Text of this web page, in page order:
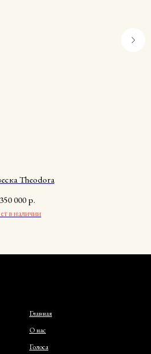
Theodora
350 000 р.
в наличии
Главная
О нас
Голоса